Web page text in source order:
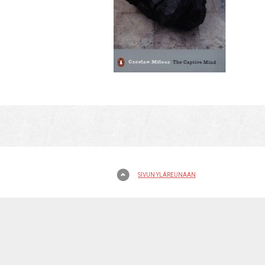
SIVUN YLÄREUNAAN